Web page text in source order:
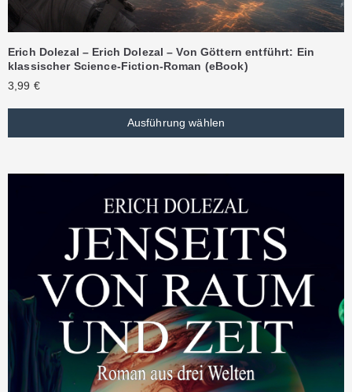
Erich Dolezal – Erich Dolezal – Von Göttern entführt: Ein
klassischer Science-Fiction-Roman (eBook)
3,99 €
Ausführung wählen